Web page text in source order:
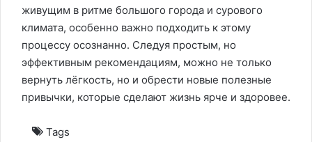
живущим в ритме большого города и сурового
климата, особенно важно подходить к этому
процессу осознанно. Следуя простым, но
эффективным рекомендациям, можно не только
вернуть лёгкость, но и обрести новые полезные
привычки, которые сделают жизнь ярче и здоровее.
Tags